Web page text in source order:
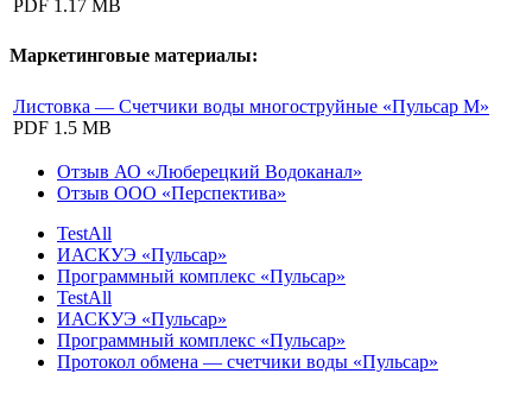
PDF 1.17 MB
Маркетинговые материалы:
Листовка — Счетчики воды многоструйные «Пульсар М»
PDF 1.5 MB
Отзыв АО «Люберецкий Водоканал»
Отзыв ООО «Перспектива»
TestAll
ИАСКУЭ «Пульсар»
Программный комплекс «Пульсар»
TestAll
ИАСКУЭ «Пульсар»
Программный комплекс «Пульсар»
Протокол обмена — счетчики воды «Пульсар»